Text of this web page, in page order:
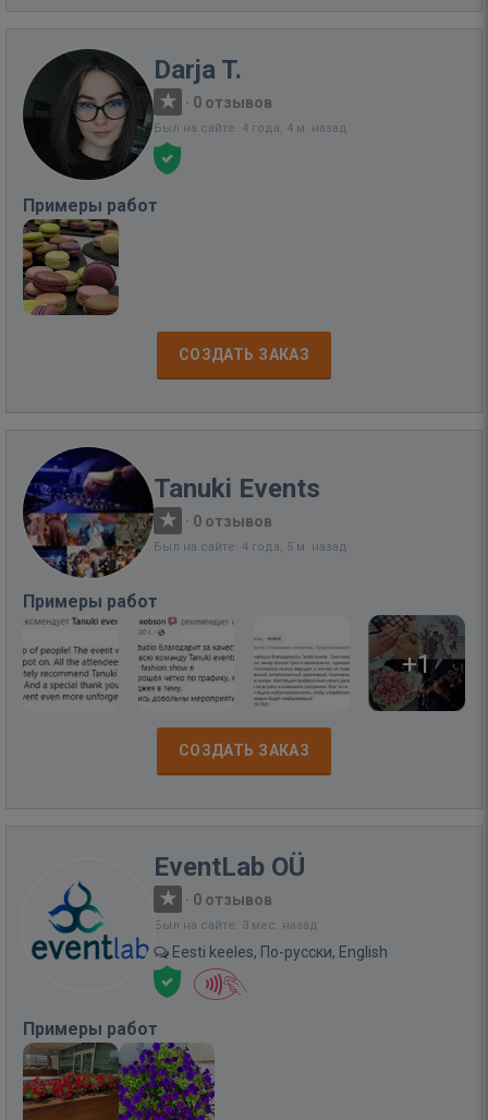
Darja T.
· 0 отзывов
Был на сайте: 4 года, 4 м. назад
Примеры работ
СОЗДАТЬ ЗАКАЗ
Tanuki Events
· 0 отзывов
Был на сайте: 4 года, 5 м. назад
Примеры работ
+1
СОЗДАТЬ ЗАКАЗ
EventLab OÜ
· 0 отзывов
Был на сайте: 3 мес. назад
Eesti keeles, По-русски, English
Примеры работ